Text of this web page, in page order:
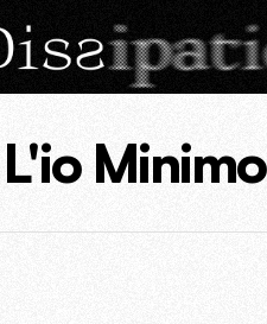
L'io Minimo